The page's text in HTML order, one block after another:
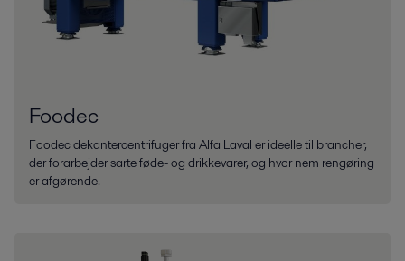
Foodec
Foodec dekantercentrifuger fra Alfa Laval er ideelle til brancher,
der forarbejder sarte føde- og drikkevarer, og hvor nem rengøring
er afgørende.